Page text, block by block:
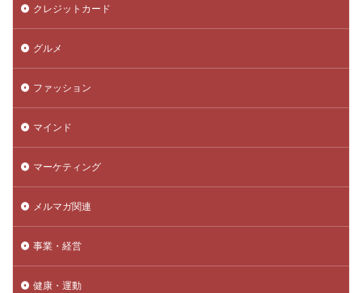
クレジットカード
グルメ
ファッション
マインド
マーケティング
メルマガ関連
事業・経営
健康・運動